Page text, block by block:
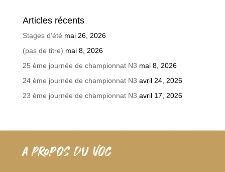
Articles récents
Stages d’été mai 26, 2026
(pas de titre) mai 8, 2026
25 ème journée de championnat N3 mai 8, 2026
24 ème journée de championnat N3 avril 24, 2026
23 ème journée de championnat N3 avril 17, 2026
A PROPOS DU VOC